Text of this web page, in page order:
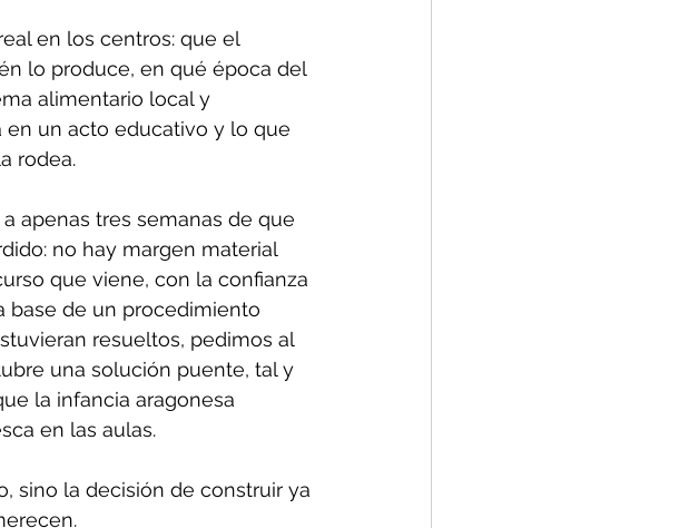
en los centros: que el
lo produce, en qué época del
alimentario local y
en un acto educativo y lo que
rodea.
apenas tres semanas de que
no hay margen material
que viene, con la confianza
base de un procedimiento
resueltos, pedimos al
una solución puente, tal y
la infancia aragonesa
en las aulas.
sino la decisión de construir ya